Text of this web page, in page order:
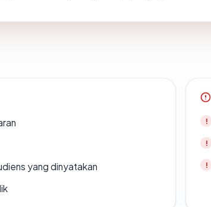
yang dinyatakan